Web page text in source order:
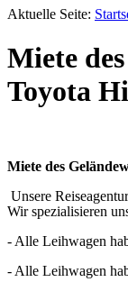
Aktuelle Seite:
Miete
Toyota
Miete des
Unsere
Wir spezialisieren
- Alle Leihwagen
- Alle Leihwagen